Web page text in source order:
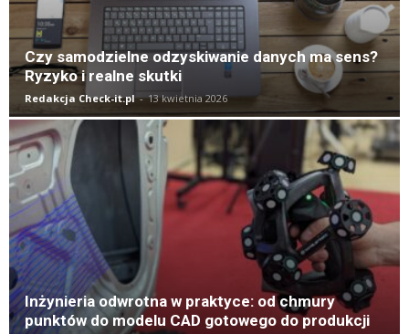
Czy samodzielne odzyskiwanie danych ma sens?
Ryzyko i realne skutki
Redakcja Check-it.pl - 13 kwietnia 2026
Inżynieria odwrotna w praktyce: od chmury
punktów do modelu CAD gotowego do produkcji